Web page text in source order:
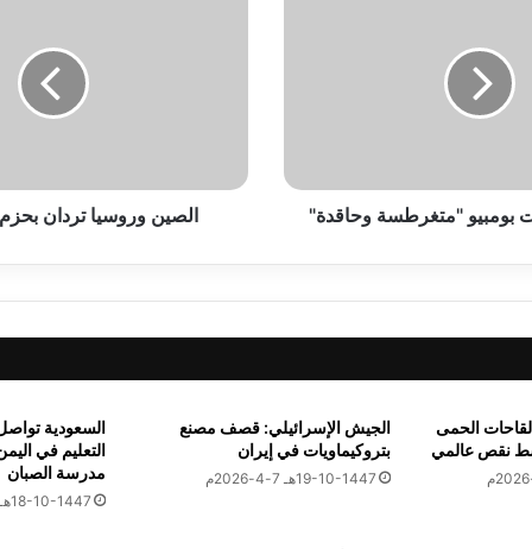
بإعلان ترامب وقف إطلاق النار في لبنان
لدى منظمة التعاون الإسلامي يستقبل نظيره الصومالي
وايران .. اتفاق مرتقب على التمديد بوساطة إقليمية | اعرف التفاصيل
بومبيو "متغرطسة وحاقدة"
س
ت
ا
ز
م
ع
الصين وروسيا تردان
الحمى
نقص عالمي
الجيش الإسرائيلي: قصف مصنع
بتروكيماويات في إيران
19-10-1447هـ 7-4-2026م
السعودية
التعليم في
مدرسة الصبان
18-10-1447هـ 6-4-2026م